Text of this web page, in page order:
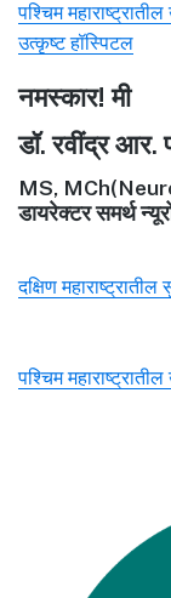
पश्चिम
उत्कृष्ट हॉस्पिटल
नमस्कार! मी
डॉ. रवींद्र आर.
MS,
डायरेक्टर समर्थ
दक्षिण
पश्चिम